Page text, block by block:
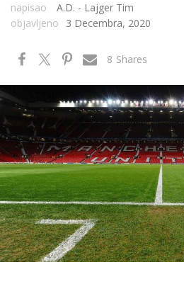
napisao
A.D. - Lajger Tim
objavljeno
3 Decembra, 2020
Shares
8